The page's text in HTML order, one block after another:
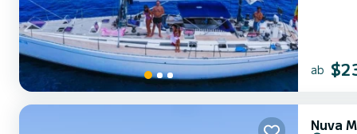
ab
Nuva